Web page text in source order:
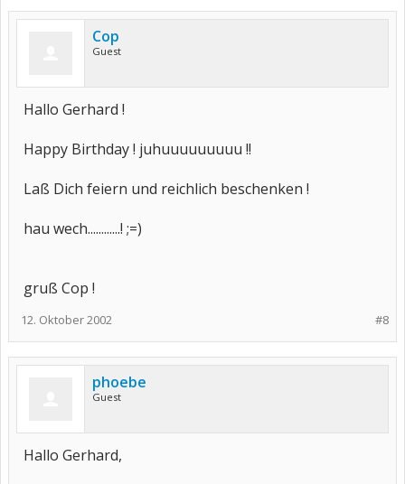
Cop
Guest
Hallo Gerhard !
Happy Birthday ! juhuuuuuuuuu !!
Laß Dich feiern und reichlich beschenken !
hau wech............! ;=)
gruß Cop !
#8
12. Oktober 2002
phoebe
Guest
Hallo Gerhard,